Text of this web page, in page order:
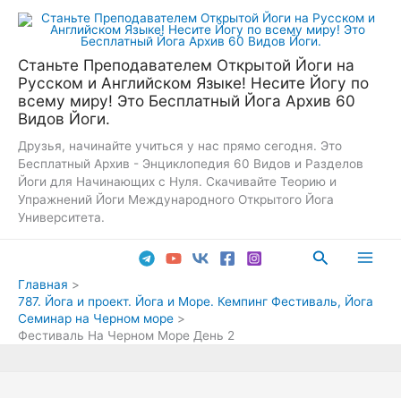
Перейти
Станьте Преподавателем Открытой Йоги на
Русском и Английском Языке! Несите Йогу по
всему миру! Это Бесплатный Йога Архив 60
Видов Йоги.
Друзья, начинайте учиться у нас прямо сегодня. Это
Бесплатный Архив - Энциклопедия 60 Видов и Разделов
Йоги для Начинающих с Нуля. Скачивайте Теорию и
Упражнений Йоги Международного Открытого Йога
Университета.
Поиск
Главная
787. Йога и проект. Йога и Море. Кемпинг Фестиваль, Йога
Семинар на Черном море
Фестиваль На Черном Море День 2